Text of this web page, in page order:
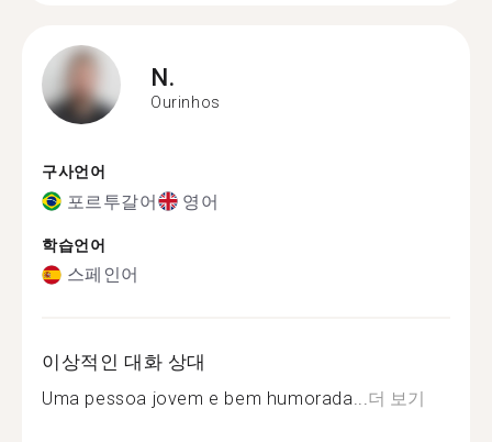
N.
Ourinhos
구사언어
포르투갈어 영어
학습언어
스페인어
이상적인 대화 상대
Uma pessoa jovem e bem humorada...더 보기